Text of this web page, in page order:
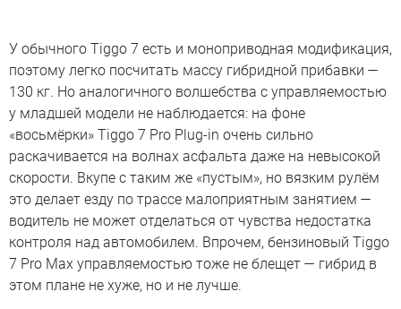
У обычного Tiggo 7 есть и моноприводная модификация,
поэтому легко посчитать массу гибридной прибавки —
130 кг. Но аналогичного волшебства с управляемостью
у младшей модели не наблюдается: на фоне
«восьмёрки» Tiggo 7 Pro Plug-in очень сильно
раскачивается на волнах асфальта даже на невысокой
скорости. Вкупе с таким же «пустым», но вязким рулём
это делает езду по трассе малоприятным занятием —
водитель не может отделаться от чувства недостатка
контроля над автомобилем. Впрочем, бензиновый Tiggo
7 Pro Max управляемостью тоже не блещет — гибрид в
этом плане не хуже, но и не лучше.